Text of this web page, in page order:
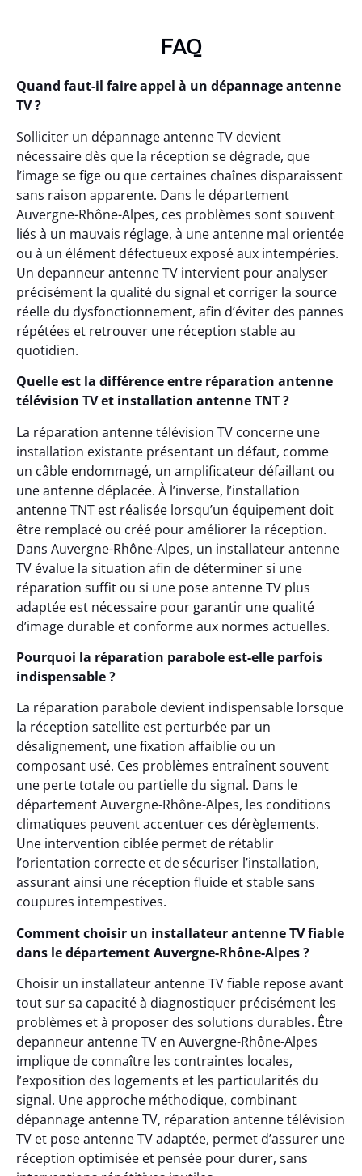
FAQ
Quand faut-il faire appel à un dépannage antenne
TV ?
Solliciter un dépannage antenne TV devient
nécessaire dès que la réception se dégrade, que
l’image se fige ou que certaines chaînes disparaissent
sans raison apparente. Dans le département
Auvergne-Rhône-Alpes, ces problèmes sont souvent
liés à un mauvais réglage, à une antenne mal orientée
ou à un élément défectueux exposé aux intempéries.
Un depanneur antenne TV intervient pour analyser
précisément la qualité du signal et corriger la source
réelle du dysfonctionnement, afin d’éviter des pannes
répétées et retrouver une réception stable au
quotidien.
Quelle est la différence entre réparation antenne
télévision TV et installation antenne TNT ?
La réparation antenne télévision TV concerne une
installation existante présentant un défaut, comme
un câble endommagé, un amplificateur défaillant ou
une antenne déplacée. À l’inverse, l’installation
antenne TNT est réalisée lorsqu’un équipement doit
être remplacé ou créé pour améliorer la réception.
Dans Auvergne-Rhône-Alpes, un installateur antenne
TV évalue la situation afin de déterminer si une
réparation suffit ou si une pose antenne TV plus
adaptée est nécessaire pour garantir une qualité
d’image durable et conforme aux normes actuelles.
Pourquoi la réparation parabole est-elle parfois
indispensable ?
La réparation parabole devient indispensable lorsque
la réception satellite est perturbée par un
désalignement, une fixation affaiblie ou un
composant usé. Ces problèmes entraînent souvent
une perte totale ou partielle du signal. Dans le
département Auvergne-Rhône-Alpes, les conditions
climatiques peuvent accentuer ces dérèglements.
Une intervention ciblée permet de rétablir
l’orientation correcte et de sécuriser l’installation,
assurant ainsi une réception fluide et stable sans
coupures intempestives.
Comment choisir un installateur antenne TV fiable
dans le département Auvergne-Rhône-Alpes ?
Choisir un installateur antenne TV fiable repose avant
tout sur sa capacité à diagnostiquer précisément les
problèmes et à proposer des solutions durables. Être
depanneur antenne TV en Auvergne-Rhône-Alpes
implique de connaître les contraintes locales,
l’exposition des logements et les particularités du
signal. Une approche méthodique, combinant
dépannage antenne TV, réparation antenne télévision
TV et pose antenne TV adaptée, permet d’assurer une
réception optimisée et pensée pour durer, sans